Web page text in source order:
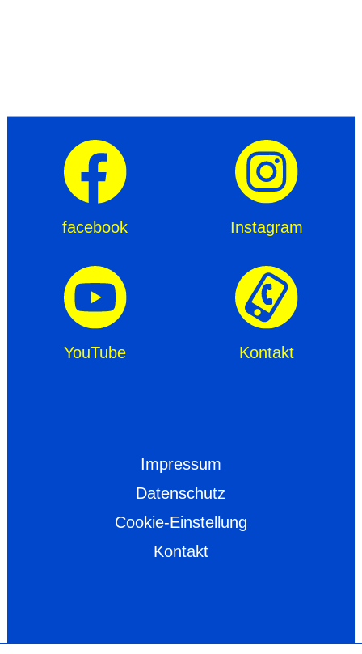
facebook Instagram
YouTube Kontakt
Impressum
Datenschutz
Cookie-Einstellung
Kontakt